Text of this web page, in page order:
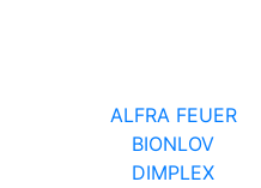
ALFRA FEUER
BIONLOV
DIMPLEX